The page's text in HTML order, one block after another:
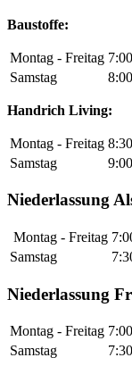
Baustoffe:
Montag - Freitag
Samstag
Handrich Living:
Montag - Freitag
Samstag
Niederlassung
Montag - Freitag
Samstag
Niederlassung
Montag - Freitag
Samstag